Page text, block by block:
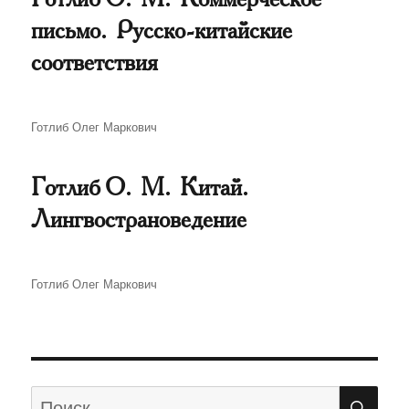
письмо. Русско-китайские
соответствия
Автор
Готлиб Олег Маркович
Готлиб О. М. Китай.
Лингвострановедение
Автор
Готлиб Олег Маркович